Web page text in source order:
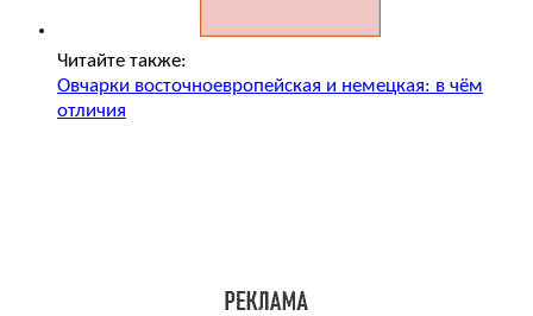
Читайте также:
Овчарки восточноевропейская и немецкая: в чём
отличия